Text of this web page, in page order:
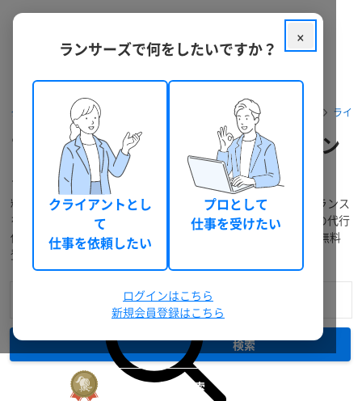
クラウドソーシング ランサーズ フリーランスを探す ライ
ブロガー・記事ライターをフリーラン
ス個人へ依頼・外注
料金・口コミ・実績などでブロガー・記事ライターのフリーランス
を検索！提案の募集、業務委託での個人発注・外注から仕事の代行
依頼までWEBで完結！「相談～支払い」もスムーズで簡単！無料
登録で今すぐ利用できます。
検索
詳細検索
×
ランサーズで何をしたいですか？
クライアントとし
て
仕事を依頼したい
プロとして
仕事を受けたい
ログインはこちら
新規会員登録はこちら